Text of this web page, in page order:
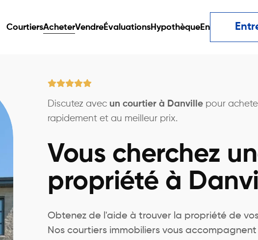
CourtiersAcheterVendreÉvaluationsHypothèqueEn
Discutez avec un courtier à Danville pour
rapidement et au meilleur prix.
Vous cherchez
propriété à
Obtenez de l'aide à trouver la propriété de
Nos courtiers immobiliers vous